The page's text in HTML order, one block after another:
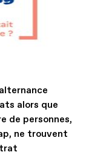
alors que
de personnes,
ne trouvent